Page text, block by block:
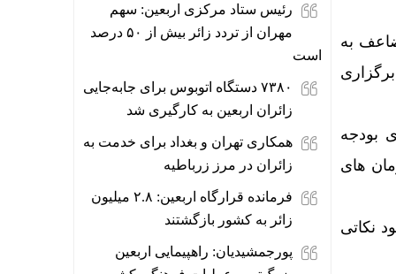
به
بودجه
های
نکاتی
رئیس ستاد مرکزی اربعین: سهم
مهران از تردد زائر بیش از ۵۰ درصد
است
۷۳۸۰ دستگاه اتوبوس برای جابه‌جایی
زائران اربعین به‌ کارگیری شد
همکاری تهران و بغداد برای خدمت به
زائران در مرز زرباطیه
فرمانده قرارگاه اربعین: ۲.۸ میلیون
زائر به کشور بازگشتند
پورجمشیدیان: راهپیمایی اربعین